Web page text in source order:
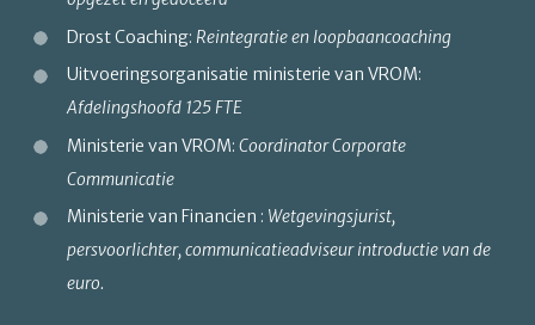
Drost Coaching: Reintegratie en loopbaancoaching
Uitvoeringsorganisatie ministerie van VROM:
Afdelingshoofd 125 FTE
Ministerie van VROM: Coordinator Corporate
Communicatie
Ministerie van Financien : Wetgevingsjurist,
persvoorlichter, communicatieadviseur introductie van de
euro.